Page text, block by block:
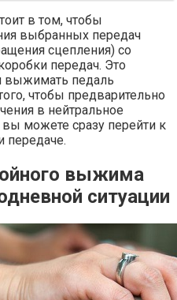
в том, чтобы
выбранных передач
сцепления) со
передач. Это
выжимать педаль
чтобы предварительно
в нейтральное
можете сразу перейти к
выжима
ситуации